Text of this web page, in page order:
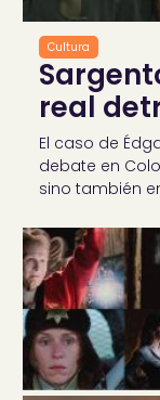
Cultura
real
El caso de
debate en
sino también